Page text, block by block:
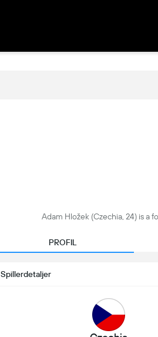
Adam Hložek (Czechia, 24) is a
PROFIL
Spillerdetaljer